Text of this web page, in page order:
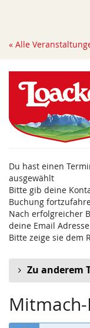
springen
« Alle
Du hast einen
ausgewählt
Bitte gib deine
Buchung
Nach erfolgreicher
deine Email
Bitte zeige sie dem
Zu anderem